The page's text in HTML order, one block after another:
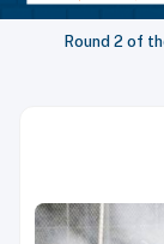
Round 2 of